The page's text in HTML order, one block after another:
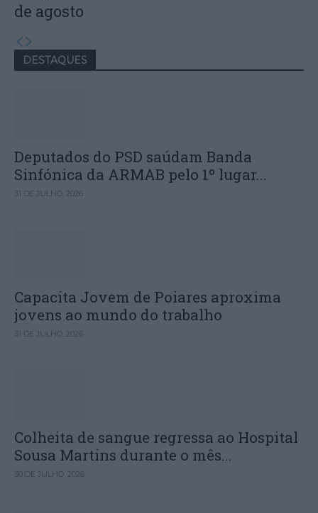
de agosto
DESTAQUES
Deputados do PSD saúdam Banda
Sinfónica da ARMAB pelo 1º lugar...
31 DE JULHO, 2026
Capacita Jovem de Poiares aproxima
jovens ao mundo do trabalho
31 DE JULHO, 2026
Colheita de sangue regressa ao Hospital
Sousa Martins durante o mês...
30 DE JULHO, 2026